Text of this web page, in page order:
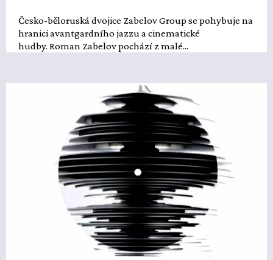
Česko-běloruská dvojice Zabelov Group se pohybuje na
hranici avantgardního jazzu a cinematické
hudby. Roman Zabelov pochází z malé...